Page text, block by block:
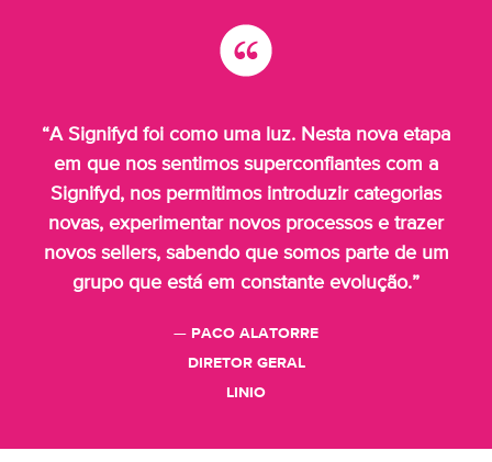
“A Signifyd foi como uma luz. Nesta nova etapa
em que nos sentimos superconfiantes com a
Signifyd, nos permitimos introduzir categorias
novas, experimentar novos processos e trazer
novos sellers, sabendo que somos parte de um
grupo que está em constante evolução.”
— PACO ALATORRE
DIRETOR GERAL
LINIO